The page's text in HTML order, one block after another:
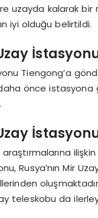
uzayda kalarak
iyi olduğu belirtildi.
Tiengong’a
daha önce
araştırmalarına
Rusya’nın Mir
teleskobu da